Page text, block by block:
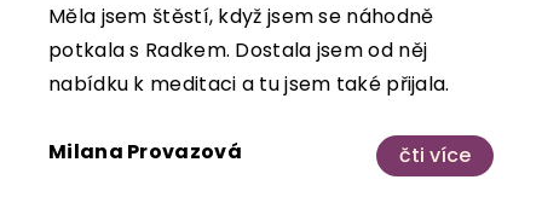
Měla jsem štěstí, když jsem se náhodně
potkala s Radkem. Dostala jsem od něj
nabídku k meditaci a tu jsem také přijala.
Milana Provazová čti více